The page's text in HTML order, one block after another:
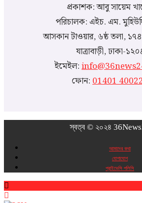
প্রকাশক: আবু সায়েম
পরিচালক: এইচ. এম.
আসকান টাওয়ার, ৬ষ্ঠ তলা,
যাত্রাবাড়ী, ঢাকা-
ইমেইল:
ফোন:01401
স্বত্ব © ২০২৪
আমাদের কথা
যোগাযোগ
প্রাইভেসি পলিসি